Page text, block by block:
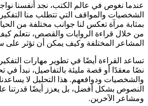
عندما نغوص في عالم الكتب، نجد أنفسنا
الشخصيات والمواقف التي تتطلب منا
بمثابة مرآة تعكس لنا جوانب مختلفة من
من خلال قراءة الروايات والقصص، نتعلم
المشاعر المختلفة وكيف يمكن أن تؤثر
تساعد القراءة أيضًا في تطوير مهارات التفكير
نصًا معقدًا أو قصة مليئة بالتفاصيل، نبدأ في
والشخصيات ودوافعهم. هذا التحليل لا
النصوص بشكل أفضل، بل يعزز أيضًا قدرتنا
ومشاعر الآخرين.